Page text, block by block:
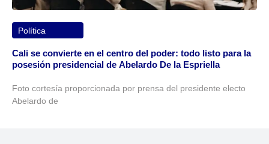
Política
Cali se convierte en el centro del poder: todo listo para la
posesión presidencial de Abelardo De la Espriella
Foto cortesía proporcionada por prensa del presidente electo
Abelardo de